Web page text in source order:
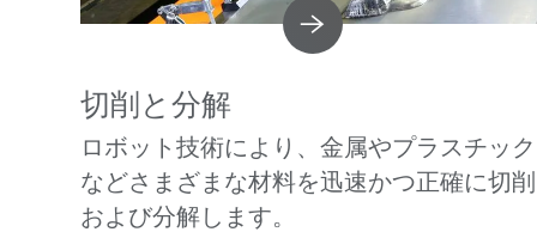
切削と分解
ロボット技術により、金属やプラスチック
などさまざまな材料を迅速かつ正確に切削
および分解します。